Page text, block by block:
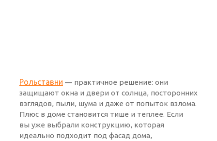
Рольставни — практичное решение: они
защищают окна и двери от солнца, посторонних
взглядов, пыли, шума и даже от попыток взлома.
Плюс в доме становится тише и теплее. Если
вы уже выбрали конструкцию, которая
идеально подходит под фасад дома,